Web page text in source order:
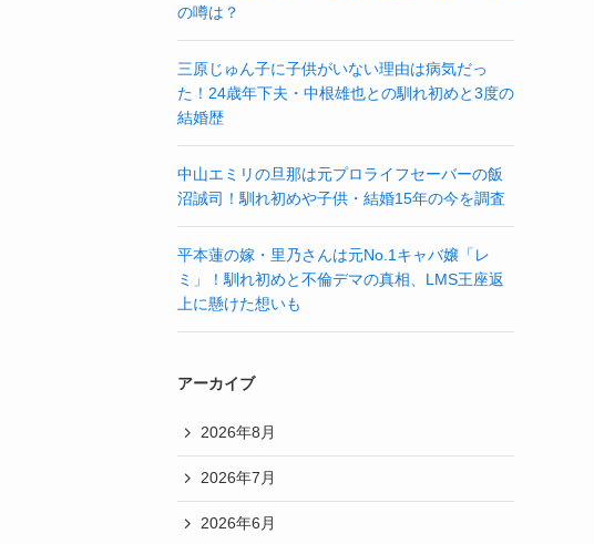
の噂は？
三原じゅん子に子供がいない理由は病気だっ
た！24歳年下夫・中根雄也との馴れ初めと3度の
結婚歴
中山エミリの旦那は元プロライフセーバーの飯
沼誠司！馴れ初めや子供・結婚15年の今を調査
平本蓮の嫁・里乃さんは元No.1キャバ嬢「レ
ミ」！馴れ初めと不倫デマの真相、LMS王座返
上に懸けた想いも
アーカイブ
2026年8月
2026年7月
2026年6月